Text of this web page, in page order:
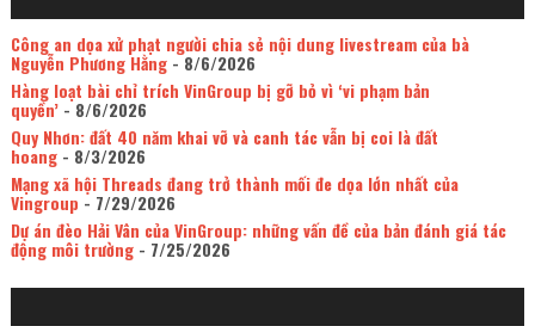
Công an dọa xử phạt người chia sẻ nội dung livestream của bà
Nguyễn Phương Hằng- 8/6/2026
Hàng loạt bài chỉ trích VinGroup bị gỡ bỏ vì ‘vi phạm bản
quyền’- 8/6/2026
Quy Nhơn: đất 40 năm khai vỡ và canh tác vẫn bị coi là đất
hoang- 8/3/2026
Mạng xã hội Threads đang trở thành mối đe dọa lớn nhất của
Vingroup - 7/29/2026
Dự án đèo Hải Vân của VinGroup: những vấn đề của bản đánh giá tác
động môi trường- 7/25/2026